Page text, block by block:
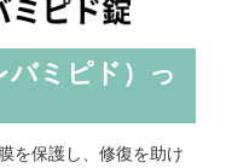
ミピド）っ
を保護し、修復を助け